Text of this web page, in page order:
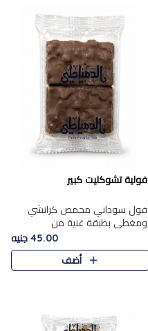
فولية تشوكليت كبير
فول سوداني محمص كرانشي
ومغطى بطبقة غنية من
الشوكولاتة، يجمع بين طعم
القرمشة الأصيلة الكلاسكيكية
التقليدية للفول السوداني وحلاوة
45.00 جنيه
أضف